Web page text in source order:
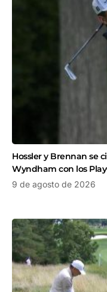
Hossler y Brennan se
Wyndham con los
9 de agosto de 2026